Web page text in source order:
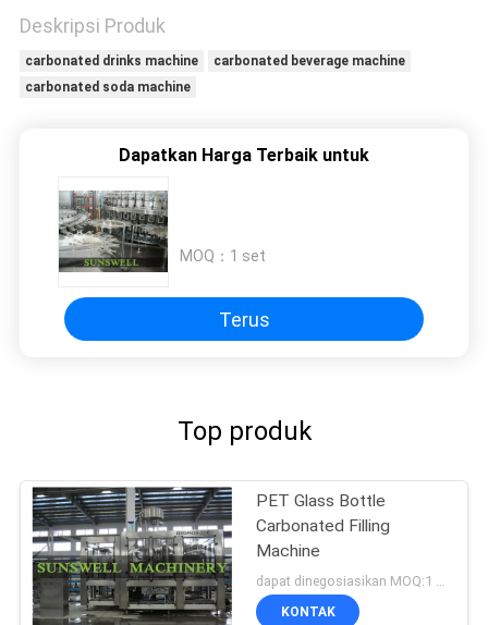
Deskripsi Produk
carbonated drinks machine
carbonated beverage machine
carbonated soda machine
Dapatkan Harga Terbaik untuk
MOQ： 1 set
Terus
Top produk
PET Glass Bottle
Carbonated Filling
Machine
dapat dinegosiasikan MOQ:1 set
KONTAK